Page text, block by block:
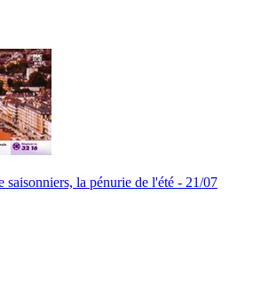
la pénurie de l'été - 21/07